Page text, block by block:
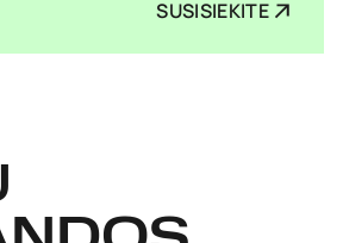
SUSISIEKITE